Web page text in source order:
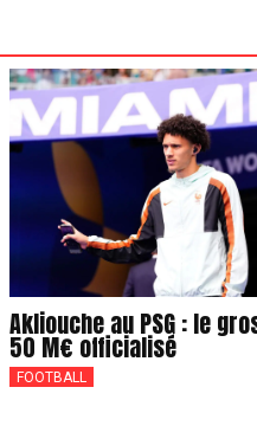
Akliouche au PSG : le
50 M€ officialisé
FOOTBALL